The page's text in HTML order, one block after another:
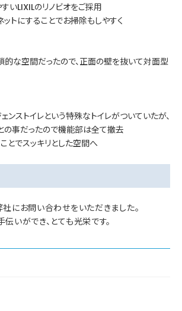
いLIXILのリノビオをご採用
トにすることでお掃除もしやすく
な空間だったので、正面の壁を抜いて対面型
ンストイレという特殊なトイレがついていたが、
の事だったので機能部は全て撤去
とでスッキリとした空間へ
にお問い合わせをいただきました。
いができ、とても光栄です。